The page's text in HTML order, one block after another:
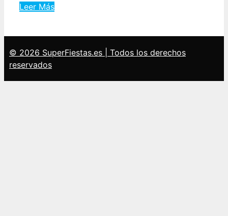
Leer Más
© 2026 SuperFiestas.es | Todos los derechos
reservados